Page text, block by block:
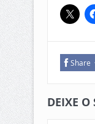
Share
DEIXE O